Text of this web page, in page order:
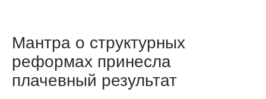
Мантра о структурных
реформах принесла
плачевный результат